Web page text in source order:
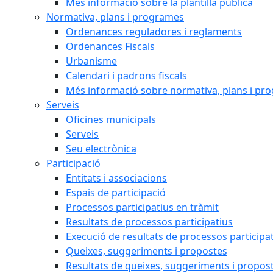
Normativa, plans i programes
Ordenances reguladores i reglaments
Ordenances Fiscals
Urbanisme
Calendari i padrons fiscals
Més informació sobre normativa, plans i
Serveis
Oficines municipals
Serveis
Seu electrònica
Participació
Entitats i associacions
Espais de participació
Processos participatius en tràmit
Resultats de processos participatius
Execució de resultats de processos
Queixes, suggeriments i propostes
Resultats de queixes, suggeriments i